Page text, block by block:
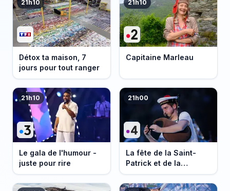
21h10
Détox ta maison, 7
jours pour tout ranger
21h10
Capitaine Marleau
21h10
Le gala de l'humour -
juste pour rire
21h00
La fête de la Saint-
Patrick et de la
Bretagne